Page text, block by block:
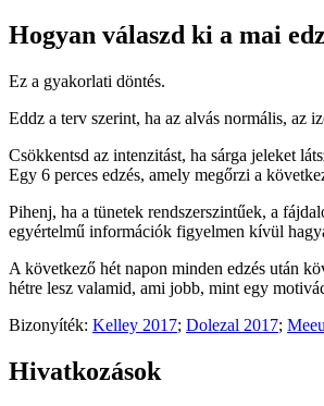
Hogyan válaszd ki a mai
Ez a gyakorlati döntés.
Eddz a terv szerint, ha az alvás normális, az
Csökkentsd az intenzitást, ha sárga jeleket
Egy 6 perces edzés, amely megőrzi a
Pihenj, ha a tünetek rendszerszintűek, a
egyértelmű információk figyelmen kívül
A következő hét napon minden edzés után
hétre lesz valamid, ami jobb, mint egy
Bizonyíték: Kelley 2017; Dolezal 2017;
Hivatkozások